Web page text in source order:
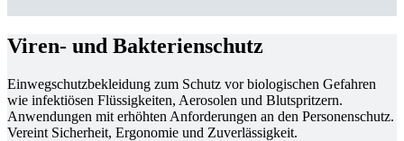
Viren- und Bakterienschutz
Einwegschutzbekleidung zum Schutz vor biologischen Gefahren
wie infektiösen Flüssigkeiten, Aerosolen und Blutspritzern.
Anwendungen mit erhöhten Anforderungen an den Personenschutz.
Vereint Sicherheit, Ergonomie und Zuverlässigkeit.